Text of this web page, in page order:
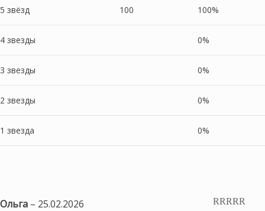
5 звёзд 100 100%
4 звезды 0%
3 звезды 0%
2 звезды 0%
1 звезда 0%
Ольга – 25.02.2026